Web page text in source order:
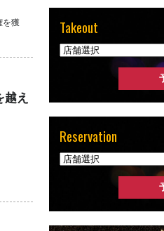
を獲
え
Takeout
Reservation